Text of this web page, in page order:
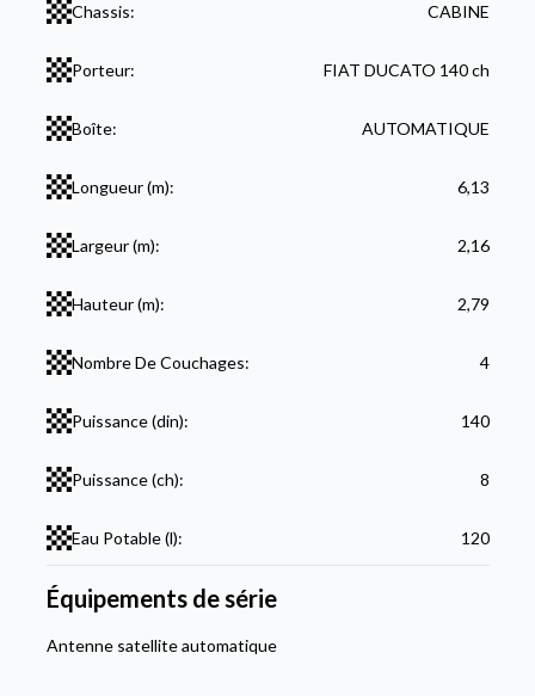
Chassis: CABINE
Porteur: FIAT DUCATO 140 ch
Boîte: AUTOMATIQUE
Longueur (m): 6,13
Largeur (m): 2,16
Hauteur (m): 2,79
Nombre De Couchages: 4
Puissance (din): 140
Puissance (ch): 8
Eau Potable (l): 120
Équipements de série
Antenne satellite automatique